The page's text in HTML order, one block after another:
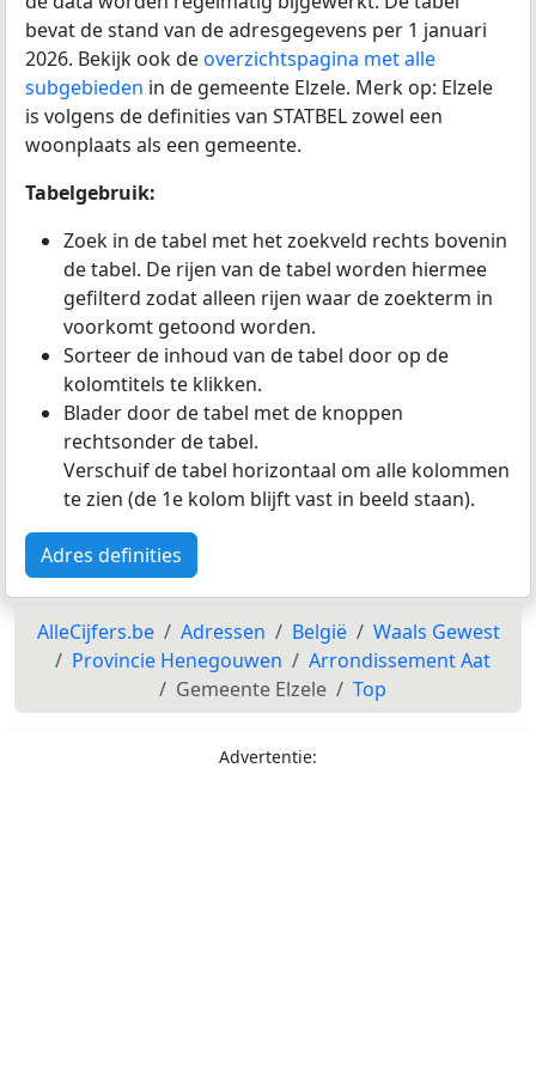
bevat de stand van de adresgegevens per 1 januari
2026. Bekijk ook deoverzichtspagina met alle
subgebieden in de gemeente Elzele. Merk op: Elzele
is volgens de definities van STATBEL zowel een
woonplaats als een gemeente.
Tabelgebruik:
Zoek in de tabel met het zoekveld rechts bovenin
de tabel. De rijen van de tabel worden hiermee
gefilterd zodat alleen rijen waar de zoekterm in
voorkomt getoond worden.
Sorteer de inhoud van de tabel door op de
kolomtitels te klikken.
Blader door de tabel met de knoppen
rechtsonder de tabel.
Verschuif de tabel horizontaal om alle kolommen
te zien (de 1e kolom blijft vast in beeld staan).
Adres definities
AlleCijfers.be Adressen België
Waals Gewest
Provincie Henegouwen
Arrondissement Aat
Gemeente Elzele
Top
Advertentie: